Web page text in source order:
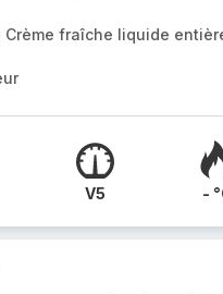
Crème fraîche liquide
V5 -